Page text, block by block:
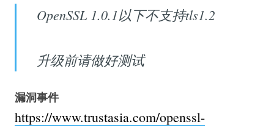
OpenSSL 1.0.1以下不支持tls1.2
升级前请做好测试
漏洞事件
https://www.trustasia.com/openssl-